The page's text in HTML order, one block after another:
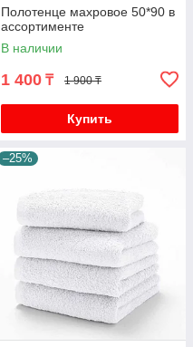
Полотенце махровое 50*90 в
ассортименте
В наличии
1 400 ₸ 1 900 ₸
Купить
–25%